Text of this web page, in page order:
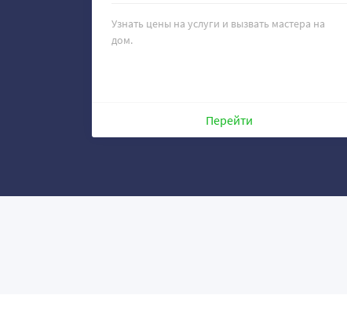
Узнать цены на услуги и вызвать мастера на
дом.
Перейти